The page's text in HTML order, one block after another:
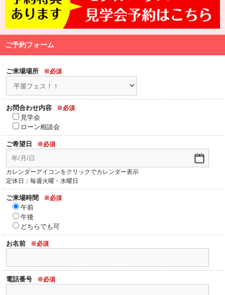
ご予約フォーム
ご来場場所 ※必須
お問合わせ内容 ※必須
見学会
ローン相談会
ご希望日 ※必須
カレンダーアイコンをクリックでカレンダー表示
定休日：毎週火曜・水曜日
ご来場時間 ※必須
午前
午後
どちらでも可
お名前 ※必須
電話番号 ※必須